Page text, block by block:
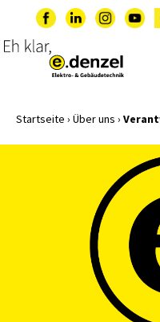
Startseite › Über uns ›